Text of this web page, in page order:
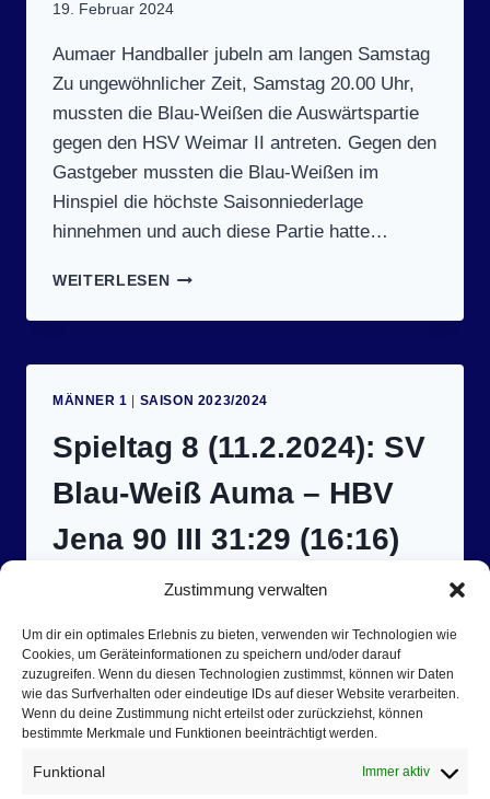
Zustimmung verwalten
Um dir ein optimales Erlebnis zu bieten, verwenden wir Technologien wie
Cookies, um Geräteinformationen zu speichern und/oder darauf
zuzugreifen. Wenn du diesen Technologien zustimmst, können wir Daten
wie das Surfverhalten oder eindeutige IDs auf dieser Website verarbeiten.
Wenn du deine Zustimmung nicht erteilst oder zurückziehst, können
bestimmte Merkmale und Funktionen beeinträchtigt werden.
Funktional Immer aktiv
19. Februar 2024
Aumaer Handballer jubeln am langen Samstag
Zu ungewöhnlicher Zeit, Samstag 20.00 Uhr,
mussten die Blau-Weißen die Auswärtspartie
gegen den HSV Weimar II antreten. Gegen den
Gastgeber mussten die Blau-Weißen im
Hinspiel die höchste Saisonniederlage
hinnehmen und auch diese Partie hatte…
WEITERLESENSPIELTAG
(17.2.2024):
WEIMAR
SV
BLAU-
WEISS A
UMA 2
6:27 (
13:15)
MÄNNER 1 SAISON 2023/2024
Spieltag 8 (11.2.2024): SV
Blau-Weiß Auma – HBV
Jena 90 III 31:29 (16:16)
13. Februar 2024
Blau-Weiß Männer mit Arbeitssieg gegen Jena
Nach über zwei Monaten konnten sich die
Blau-Weißen gegen Jena endlich wieder in
heimischer Halle zeigen. Die Gäste begannen
Deckung, um die Angriffsstrategie der Aumaer